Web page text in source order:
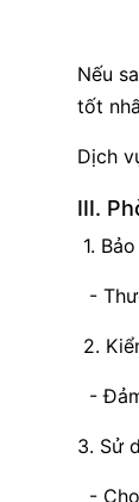
Nếu
tốt
Dịch
III.
1.
-
2.
-
3. Sử
-